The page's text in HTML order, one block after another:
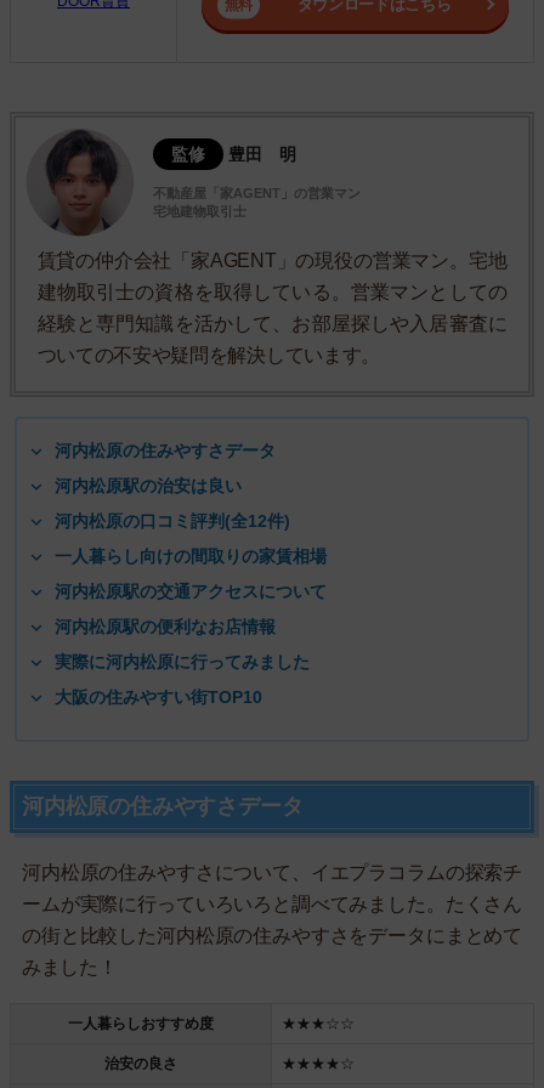
ダウンロードはこちら
監修 豊田 明
不動産屋「家AGENT」の営業マン
宅地建物取引士
賃貸の仲介会社「家AGENT」の現役の営業マン。宅地
建物取引士の資格を取得している。営業マンとしての
経験と専門知識を活かして、お部屋探しや入居審査に
ついての不安や疑問を解決しています。
河内松原の住みやすさデータ
河内松原駅の治安は良い
河内松原の口コミ評判(全12件)
一人暮らし向けの間取りの家賃相場
河内松原駅の交通アクセスについて
河内松原駅の便利なお店情報
実際に河内松原に行ってみました
大阪の住みやすい街TOP10
河内松原の住みやすさデータ
河内松原の住みやすさについて、イエプラコラムの探索チ
ームが実際に行っていろいろと調べてみました。たくさん
の街と比較した河内松原の住みやすさをデータにまとめて
みました！
一人暮らしおすすめ度 ★★★☆☆
治安の良さ ★★★★☆